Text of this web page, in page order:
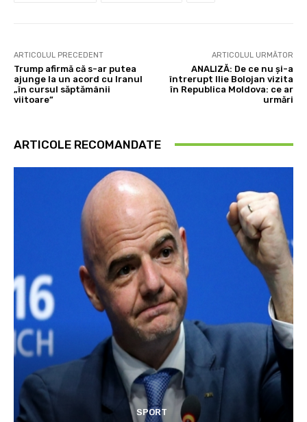
ARTICOLUL PRECEDENT
Trump afirmă că s-ar putea
ajunge la un acord cu Iranul
„în cursul săptămânii
viitoare”
ARTICOLUL URMĂTOR
ANALIZĂ: De ce nu și-a
întrerupt Ilie Bolojan vizita
în Republica Moldova: ce ar
urmări
ARTICOLE RECOMANDATE
SPORT